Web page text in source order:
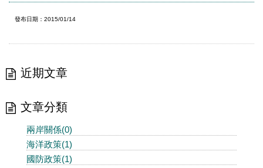
發布日期：2015/01/14
近期文章
文章分類
兩岸關係(0)
海洋政策(1)
國防政策(1)